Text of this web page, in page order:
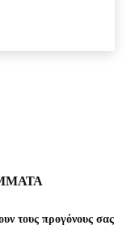
τους προγόνους σας